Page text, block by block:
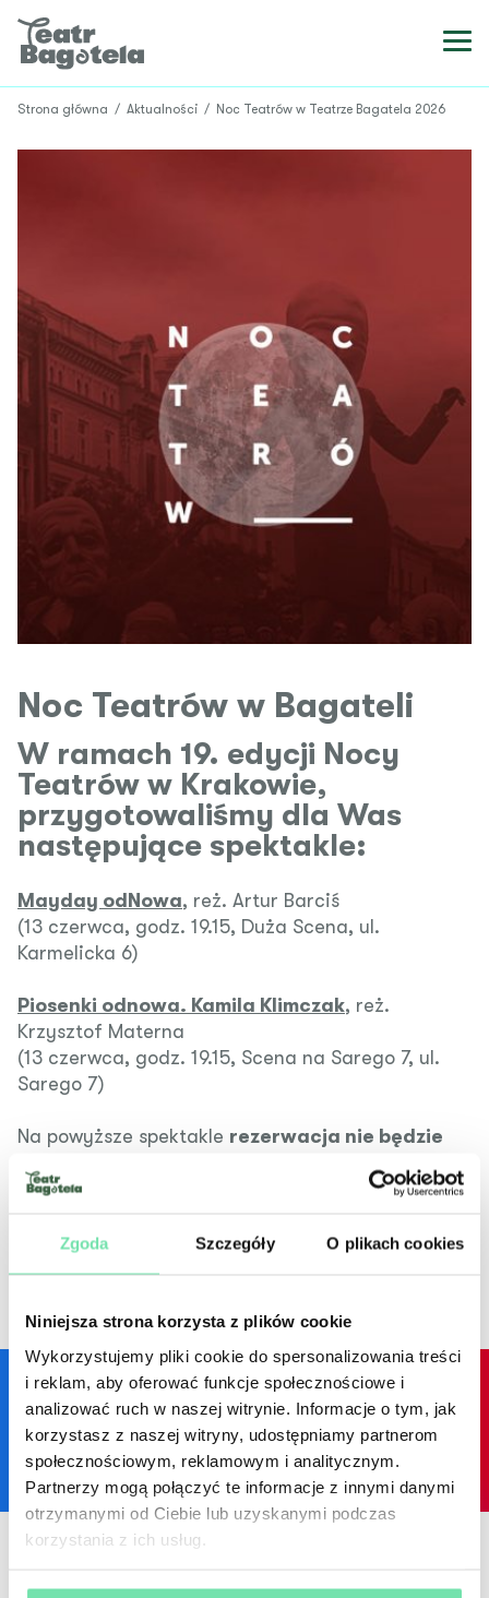
Zgoda Szczegóły O plikach cookies
Niniejsza strona korzysta z plików cookie
Wykorzystujemy pliki cookie do spersonalizowania treści
i reklam, aby oferować funkcje społecznościowe i
analizować ruch w naszej witrynie. Informacje o tym, jak
korzystasz z naszej witryny, udostępniamy partnerom
społecznościowym, reklamowym i analitycznym.
Partnerzy mogą połączyć te informacje z innymi danymi
otrzymanymi od Ciebie lub uzyskanymi podczas
korzystania z ich usług.
Strona główna / Aktualności / Noc Teatrów w Teatrze Bagatela 2026
Noc Teatrów w Bagateli
W ramach 19. edycji Nocy
Teatrów w Krakowie,
przygotowaliśmy dla Was
następujące spektakle:
Mayday odNowa, reż. Artur Barciś
(13 czerwca, godz. 19.15, Duża Scena, ul.
Karmelicka 6)
Piosenki odnowa. Kamila Klimczak, reż.
Krzysztof Materna
(13 czerwca, godz. 19.15, Scena na Sarego 7, ul.
Sarego 7)
Na powyższe spektakle rezerwacja nie będzie
Bezpłatne wejściówki będą rozdawane w kasie
Jedna osoba może odebrać dwie wejściówki.
Facebook YouTube Instagram